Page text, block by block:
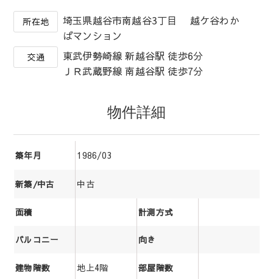
所在地
埼玉県越谷市南越谷3丁目 越ケ谷わか
ばマンション
交通
東武伊勢崎線 新越谷駅 徒歩6分
ＪＲ武蔵野線 南越谷駅 徒歩7分
物件詳細
築年月 1986/03
新築/中古 中古
面積 計測方式
バルコニー 向き
建物階数 地上4階 部屋階数